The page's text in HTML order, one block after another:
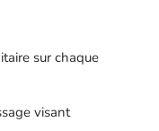
sur chaque
visant